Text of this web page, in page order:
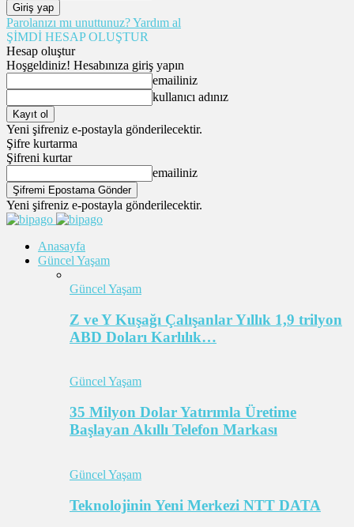
Parolanızı mı unuttunuz? Yardım al
ŞİMDİ HESAP OLUŞTUR
Hesap oluştur
Hoşgeldiniz! Hesabınıza giriş yapın
emailiniz
kullanıcı adınız
Yeni şifreniz e-postayla gönderilecektir.
Şifre kurtarma
Şifreni kurtar
emailiniz
Yeni şifreniz e-postayla gönderilecektir.
Anasayfa
Güncel Yaşam
Güncel Yaşam
Z ve Y Kuşağı Çalışanlar Yıllık 1,9 trilyon
ABD Doları Karlılık…
Güncel Yaşam
35 Milyon Dolar Yatırımla Üretime
Başlayan Akıllı Telefon Markası
Güncel Yaşam
Teknolojinin Yeni Merkezi NTT DATA